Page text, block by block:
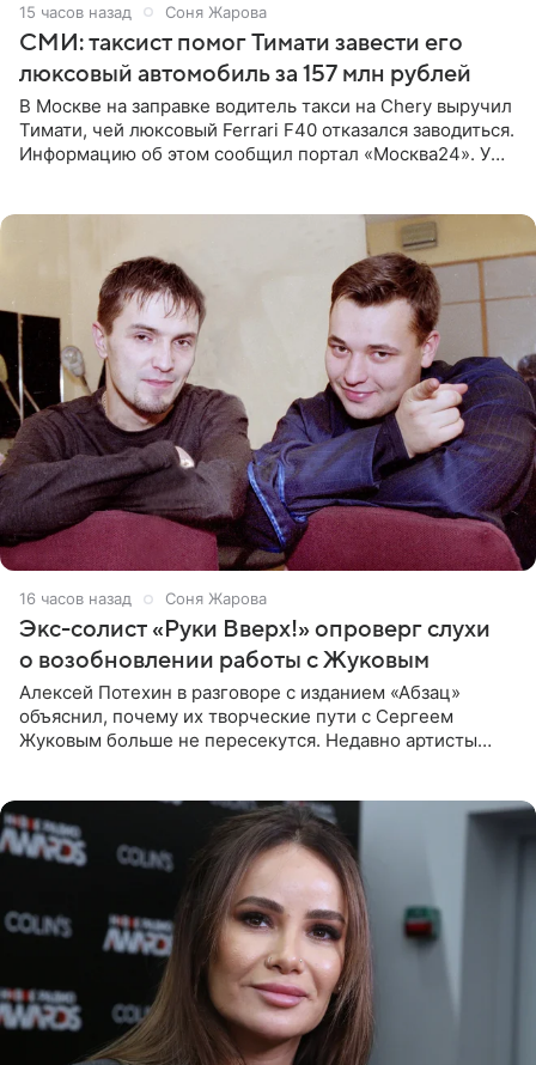
15 часов назад Соня Жарова
СМИ: таксист помог Тимати завести его
люксовый автомобиль за 157 млн рублей
В Москве на заправке водитель такси на Chery выручил
Тимати, чей люксовый Ferrari F40 отказался заводиться.
Информацию об этом сообщил портал «Москва24». У
16 часов назад Соня Жарова
Экс-солист «Руки Вверх!» опроверг слухи
о возобновлении работы с Жуковым
Алексей Потехин в разговоре с изданием «Абзац»
объяснил, почему их творческие пути с Сергеем
Жуковым больше не пересекутся. Недавно артисты